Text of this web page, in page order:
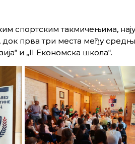
спортским такмичењима,
док прва три места међу
и „II Економска школа“.